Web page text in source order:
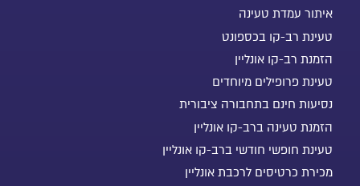
איתור עמדת טעינה
טעינת רב-קו בכספונט
הזמנת רב-קו אונליין
טעינת פרופילים מיוחדים
נסיעות חינם בתחבורה ציבורית
הזמנת טעינה ברב-קו אונליין
טעינת חופשי חודשי ברב-קו אונליין
מכירת כרטיסים לרכבת אונליין